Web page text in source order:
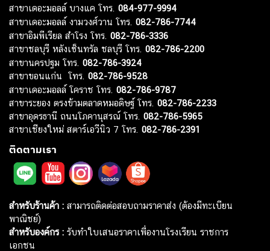
สาขาเดอะมอลล์ บางแค โทร. 084-977-9994
สาขาเดอะมอลล์ งามวงศ์วาน โทร. 082-786-7744
สาขาอิมพีเรียล สำโรง โทร. 082-786-3336
สาขาชลบุรี หลังเซ็นทรัล ชลบุรี โทร. 082-786-2200
สาขานครปฐม โทร. 082-786-3924
สาขาขอนแก่น โทร. 082-786-9528
สาขาเดอะมอลล์ โคราช โทร. 082-786-9787
สาขาระยอง ตรงข้ามตลาดหมอดิษฐ์ โทร. 082-786-2233
สาขาอุดรธานี ถนนโภคานุสรณ์ โทร. 082-786-5965
สาขาเชียงใหม่ สตาร์เอวีนิว 7 โทร. 082-786-2391
ติดตามเรา
สำหรับร้านค้า : สามารถติดต่อสอบถามราคาส่ง (ต้องมีทะเบียน
พาณิชย์)
สำหรับองค์กร : รับทำใบเสนอราคาเพื่องานโรงเรียน ราชการ
เอกชน